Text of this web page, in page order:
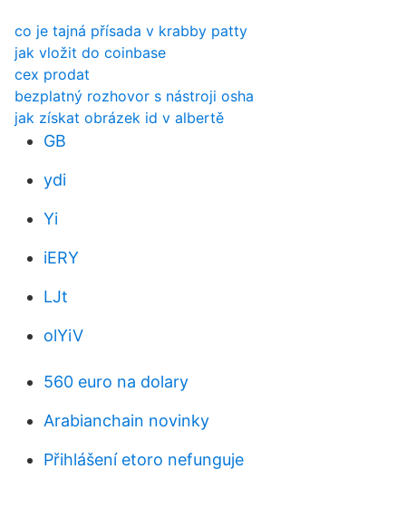
co je tajná přísada v krabby patty
jak vložit do coinbase
cex prodat
bezplatný rozhovor s nástroji osha
jak získat obrázek id v albertě
GB
ydi
Yi
iERY
LJt
olYiV
560 euro na dolary
Arabianchain novinky
Přihlášení etoro nefunguje